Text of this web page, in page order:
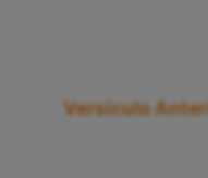
Versículo